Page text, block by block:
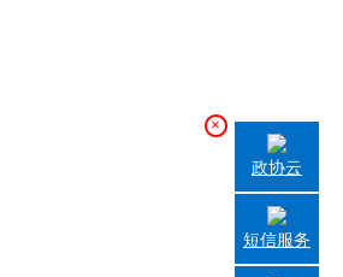
×
政协云
短信服务